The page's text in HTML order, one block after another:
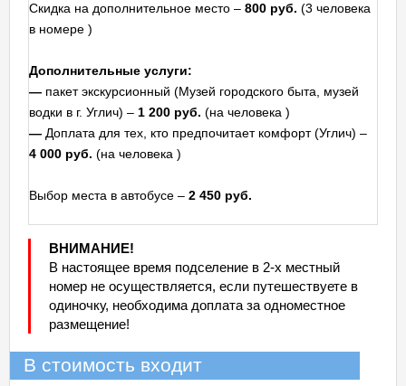
Скидка на дополнительное место – 800 руб. (3 человека
в номере )
Дополнительные услуги:
— пакет экскурсионный (Музей городского быта, музей
водки в г. Углич) – 1 200 руб. (на человека )
— Доплата для тех, кто предпочитает комфорт (Углич) –
4 000 руб. (на человека )
Выбор места в автобусе – 2 450 руб.
ВНИМАНИЕ!
В настоящее время подселение в 2-х местный
номер не осуществляется, если путешествуете в
одиночку, необходима доплата за одноместное
размещение!
В стоимость входит